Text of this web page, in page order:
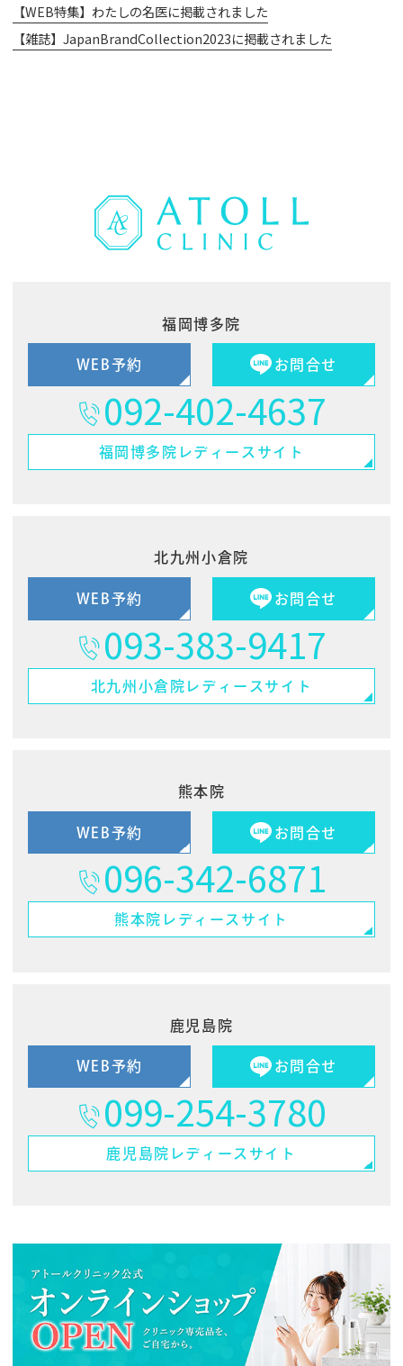
【WEB特集】わたしの名医に掲載されました
【雑誌】JapanBrandCollection2023に掲載されました
福岡博多院
WEB予約 お問合せ
092-402-4637
福岡博多院 レディースサイト
北九州小倉院
WEB予約 お問合せ
093-383-9417
北九州小倉院 レディースサイト
熊本院
WEB予約 お問合せ
096-342-6871
熊本院 レディースサイト
鹿児島院
WEB予約 お問合せ
099-254-3780
鹿児島院 レディースサイト